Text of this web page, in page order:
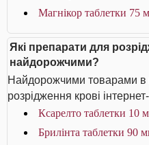
Магнікор таблетки 75
Які препарати для
найдорожчими?
Найдорожчими товарами в
розрідження крові
Ксарелто таблетки 10
Брилінта таблетки 90